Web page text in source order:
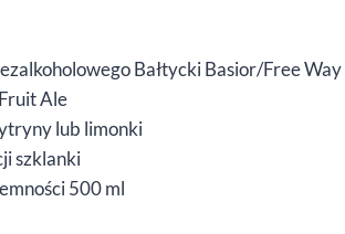
Bałtycki Basior/Free Way
Ale
lub limonki
szklanki
500 ml